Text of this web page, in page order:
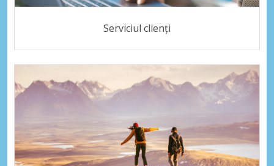
Serviciul clienți